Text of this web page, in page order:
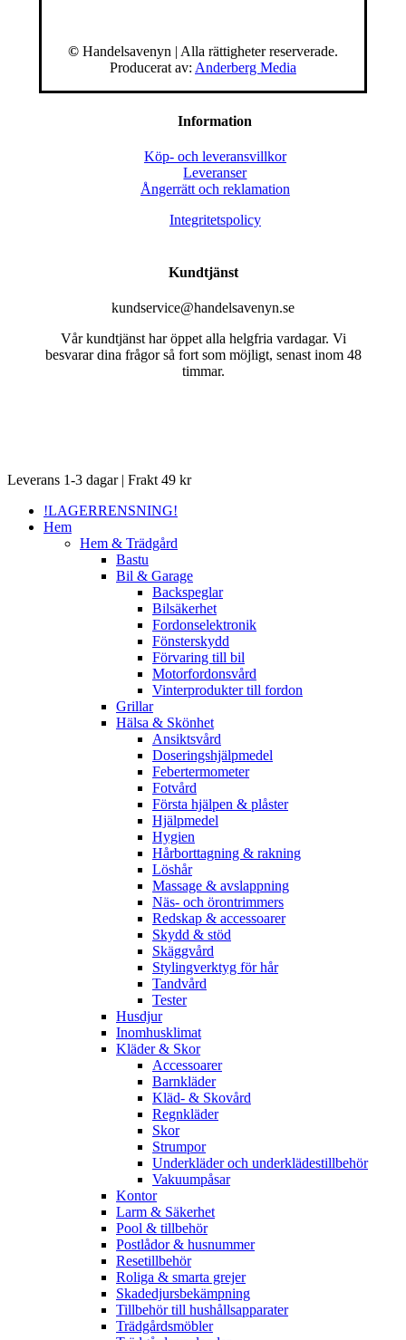
© Handelsavenyn | Alla rättigheter reserverade.
Producerat av: Anderberg Media
Information
Köp- och leveransvillkor
Leveranser
Ångerrätt och reklamation
Integritetspolicy
Kundtjänst
kundservice@handelsavenyn.se
Vår kundtjänst har öppet alla helgfria vardagar. Vi
besvarar dina frågor så fort som möjligt, senast inom 48
timmar.
Close
Leverans 1-3 dagar | Frakt 49 kr
!LAGERRENSNING!
Hem
Hem & Trädgård
Bastu
Bil & Garage
Backspeglar
Bilsäkerhet
Fordonselektronik
Fönsterskydd
Förvaring till bil
Motorfordonsvård
Vinterprodukter till fordon
Grillar
Hälsa & Skönhet
Ansiktsvård
Doseringshjälpmedel
Febertermometer
Fotvård
Första hjälpen & plåster
Hjälpmedel
Hygien
Hårborttagning & rakning
Löshår
Massage & avslappning
Näs- och örontrimmers
Redskap & accessoarer
Skydd & stöd
Skäggvård
Stylingverktyg för hår
Tandvård
Tester
Husdjur
Inomhusklimat
Kläder & Skor
Accessoarer
Barnkläder
Kläd- & Skovård
Regnkläder
Skor
Strumpor
Underkläder och underklädestillbehör
Vakuumpåsar
Kontor
Larm & Säkerhet
Pool & tillbehör
Postlådor & husnummer
Resetillbehör
Roliga & smarta grejer
Skadedjursbekämpning
Tillbehör till hushållsapparater
Trädgårdsmöbler